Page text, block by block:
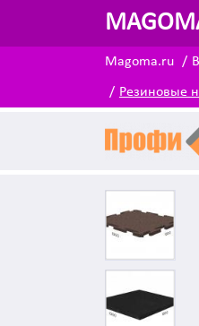
Magoma.ru
Резиновые